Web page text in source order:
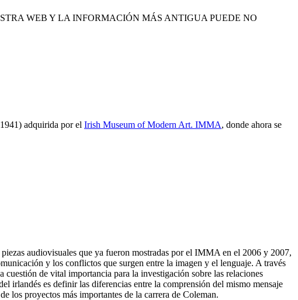
WEB Y LA INFORMACIÓN MÁS ANTIGUA PUEDE NO
adquirida por el Irish Museum of Modern Art. IMMA, donde ahora se
piezas audiovisuales que ya fueron mostradas por el IMMA en el 2006 y 2007,
y los conflictos que surgen entre la imagen y el lenguaje. A través
de vital importancia para la investigación sobre las relaciones
irlandés es definir las diferencias entre la comprensión del mismo mensaje
los proyectos más importantes de la carrera de Coleman.